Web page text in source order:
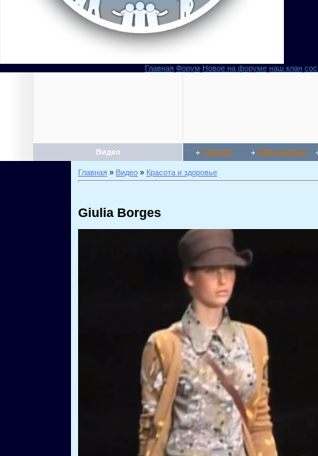
Главная Форум Новое на форуме наш клан
Видео Главная Мой профиль
Главная » Видео » Красота и здоровье
Giulia Borges